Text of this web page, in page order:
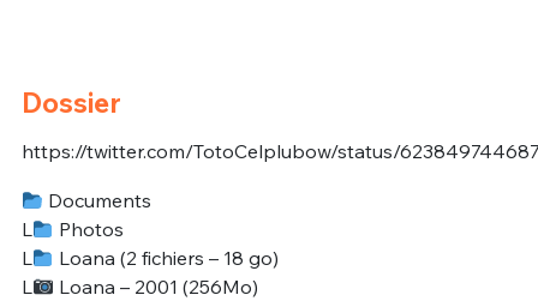
Dossier
https://twitter.com/TotoCelplubow/status/
Documents
L
Photos
L
Loana (2 fichiers – 18 go)
L
Loana – 2001 (256Mo)